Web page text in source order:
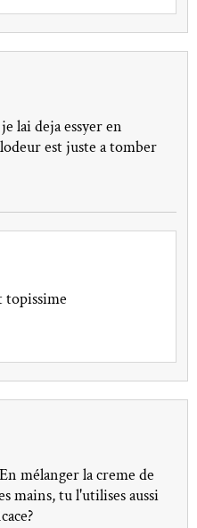
lai deja essyer en
est juste a tomber
topissime
mélanger la creme de
mains, tu l'utilises aussi